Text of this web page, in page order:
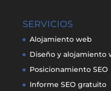
SERVICIOS
Alojamiento web
Diseño y alojamiento
Posicionamiento SEO
Informe SEO gratuito